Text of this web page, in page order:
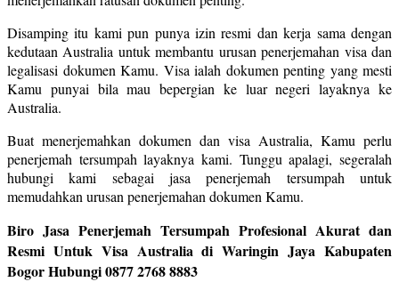
Disamping itu kami pun punya izin resmi dan kerja sama dengan
kedutaan Australia untuk membantu urusan penerjemahan visa dan
legalisasi dokumen Kamu. Visa ialah dokumen penting yang mesti
Kamu punyai bila mau bepergian ke luar negeri layaknya ke
Australia.
Buat menerjemahkan dokumen dan visa Australia, Kamu perlu
penerjemah tersumpah layaknya kami. Tunggu apalagi, segeralah
hubungi kami sebagai jasa penerjemah tersumpah untuk
memudahkan urusan penerjemahan dokumen Kamu.
Biro Jasa Penerjemah Tersumpah Profesional Akurat dan
Resmi Untuk Visa Australia di Waringin Jaya Kabupaten
Bogor Hubungi 0877 2768 8883